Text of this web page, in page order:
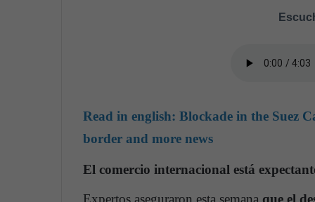
Read in english: Blockade in the Suez
border and more news
El comercio internacional está
Expertos aseguraron esta semana que el